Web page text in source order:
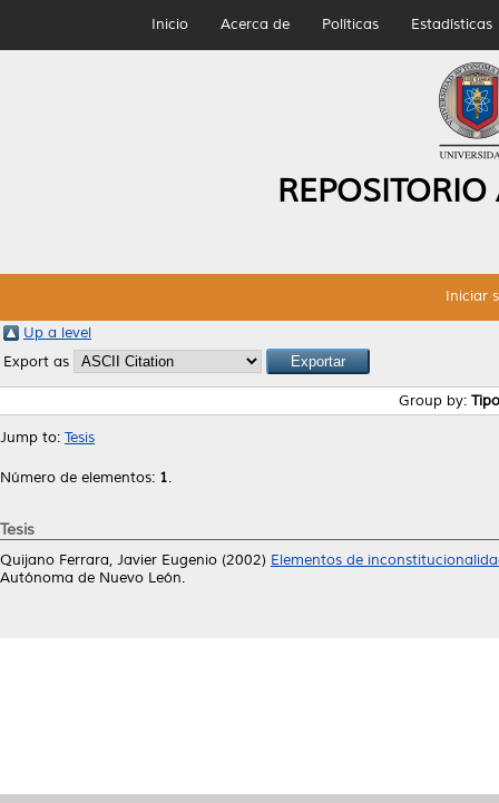
Inicio Acerca de Políticas Estadísticas
Iniciar
Up a level
Export as
Group by:
Jump to: Tesis
Número de elementos: 1.
Tesis
Quijano Ferrara, Javier Eugenio (2002) Elementos de
Autónoma de Nuevo León.